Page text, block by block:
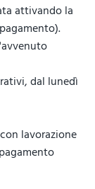
attivando la
dal lunedì
lavorazione